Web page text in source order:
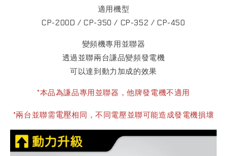
適用機型
CP-200D / CP-350 / CP-352 / CP-450
變頻機專用並聯器
透過並聯兩台謙品變頻發電機
可以達到動力加成的效果
*本品為謙品專用並聯器，他牌發電機不適用
*兩台並聯需電壓相同，不同電壓並聯可能造成發電機損壞